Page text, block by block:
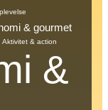
&
& gourmet
Aktivitet & action